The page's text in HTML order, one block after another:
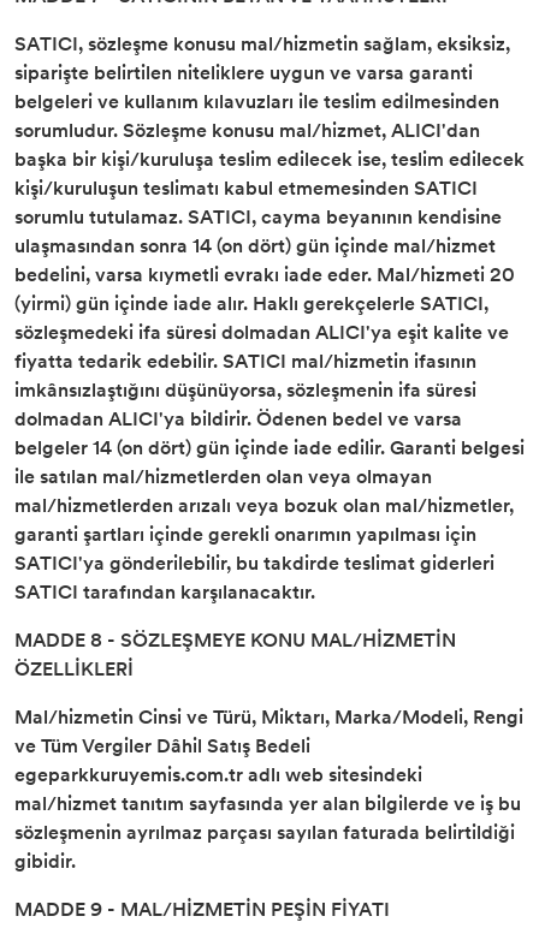
SATICI, sözleşme konusu mal/hizmetin sağlam, eksiksiz,
siparişte belirtilen niteliklere uygun ve varsa garanti
belgeleri ve kullanım kılavuzları ile teslim edilmesinden
sorumludur. Sözleşme konusu mal/hizmet, ALICI'dan
başka bir kişi/kuruluşa teslim edilecek ise, teslim edilecek
kişi/kuruluşun teslimatı kabul etmemesinden SATICI
sorumlu tutulamaz. SATICI, cayma beyanının kendisine
ulaşmasından sonra 14 (on dört) gün içinde mal/hizmet
bedelini, varsa kıymetli evrakı iade eder. Mal/hizmeti 20
(yirmi) gün içinde iade alır. Haklı gerekçelerle SATICI,
sözleşmedeki ifa süresi dolmadan ALICI'ya eşit kalite ve
fiyatta tedarik edebilir. SATICI mal/hizmetin ifasının
imkânsızlaştığını düşünüyorsa, sözleşmenin ifa süresi
dolmadan ALICI'ya bildirir. Ödenen bedel ve varsa
belgeler 14 (on dört) gün içinde iade edilir. Garanti belgesi
ile satılan mal/hizmetlerden olan veya olmayan
mal/hizmetlerden arızalı veya bozuk olan mal/hizmetler,
garanti şartları içinde gerekli onarımın yapılması için
SATICI'ya gönderilebilir, bu takdirde teslimat giderleri
SATICI tarafından karşılanacaktır.
MADDE 8 - SÖZLEŞMEYE KONU MAL/HİZMETİN
ÖZELLİKLERİ
Mal/hizmetin Cinsi ve Türü, Miktarı, Marka/Modeli, Rengi
ve Tüm Vergiler Dâhil Satış Bedeli
egeparkkuruyemis.com.tr adlı web sitesindeki
mal/hizmet tanıtım sayfasında yer alan bilgilerde ve iş bu
sözleşmenin ayrılmaz parçası sayılan faturada belirtildiği
gibidir.
MADDE 9 - MAL/HİZMETİN PEŞİN FİYATI